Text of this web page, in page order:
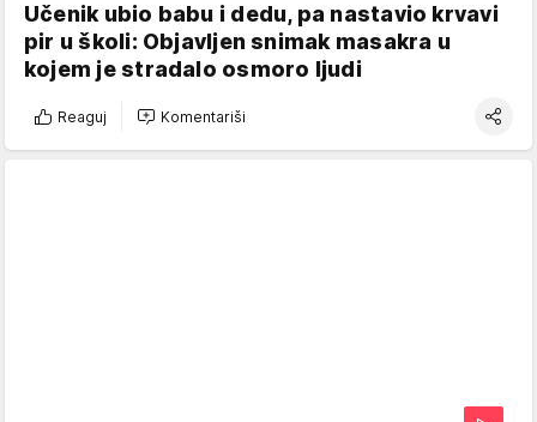
Učenik ubio babu i dedu, pa nastavio krvavi
pir u školi: Objavljen snimak masakra u
kojem je stradalo osmoro ljudi
Reaguj Komentariši